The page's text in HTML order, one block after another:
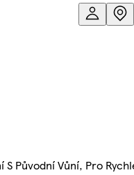
Původní Vůní, Pro